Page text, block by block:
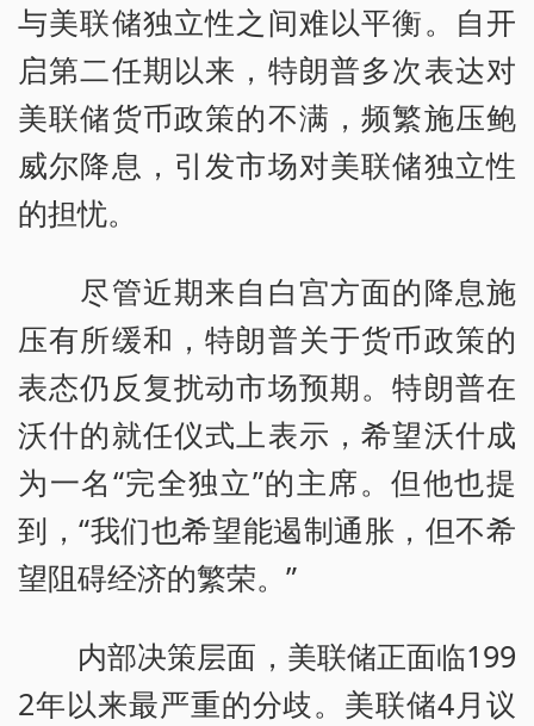
与美联储独立性之间难以平衡。自开
启第二任期以来，特朗普多次表达对
美联储货币政策的不满，频繁施压鲍
威尔降息，引发市场对美联储独立性
的担忧。
尽管近期来自白宫方面的降息施
压有所缓和，特朗普关于货币政策的
表态仍反复扰动市场预期。特朗普在
沃什的就任仪式上表示，希望沃什成
为一名“完全独立”的主席。但他也提
到，“我们也希望能遏制通胀，但不希
望阻碍经济的繁荣。”
内部决策层面，美联储正面临199
2年以来最严重的分歧。美联储4月议